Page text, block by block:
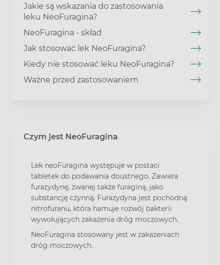
Jakie są wskazania do zastosowania
leku NeoFuragina?
NeoFuragina - skład
Jak stosować lek NeoFuragina?
Kiedy nie stosować leku NeoFuragina?
Ważne przed zastosowaniem
Czym jest NeoFuragina
Lek neoFuragina występuje w postaci
tabletek do podawania doustnego. Zawiera
furazydynę, zwanej także furaginą, jako
substancję czynną. Furazydyna jest pochodną
nitrofuranu, która hamuje rozwój bakterii
wywołujących zakażenia dróg moczowych.
NeoFuragina stosowany jest w zakażeniach
dróg moczowych.